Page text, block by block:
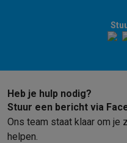
Heb je hulp nodig?
Stuur een bericht via
Ons team staat klaar om je
helpen.